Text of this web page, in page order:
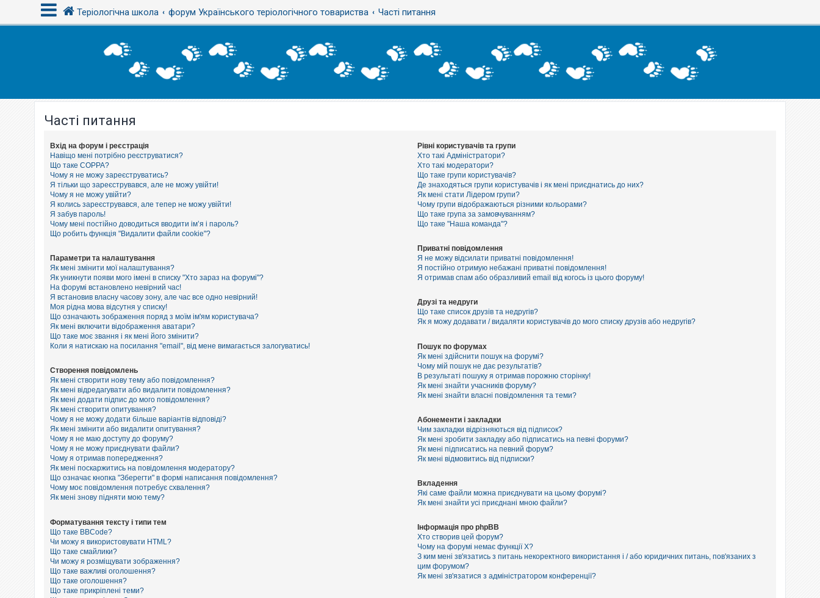
Теріологічна школа форум Українського теріологічного товариства Часті питання
Часті питання
Вхід на форум і реєстрація
Навіщо мені потрібно реєструватися?
Що таке COPPA?
Чому я не можу зареєструватись?
Я тільки що зареєструвався, але не можу увійти!
Чому я не можу увійти?
Я колись зареєструвався, але тепер не можу увійти!
Я забув пароль!
Чому мені постійно доводиться вводити ім’я і пароль?
Що робить функція "Видалити файли cookie"?
Параметри та налаштування
Як мені змінити мої налаштування?
Як уникнути появи мого імені в списку "Хто зараз на форумі"?
На форумі встановлено невірний час!
Я встановив власну часову зону, але час все одно невірний!
Моя рідна мова відсутня у списку!
Що означають зображення поряд з моїм ім'ям користувача?
Як мені включити відображення аватари?
Що таке моє звання і як мені його змінити?
Коли я натискаю на посилання "email", від мене вимагається залогуватись!
Створення повідомлень
Як мені створити нову тему або повідомлення?
Як мені відредагувати або видалити повідомлення?
Як мені додати підпис до мого повідомлення?
Як мені створити опитування?
Чому я не можу додати більше варіантів відповіді?
Як мені змінити або видалити опитування?
Чому я не маю доступу до форуму?
Чому я не можу приєднувати файли?
Чому я отримав попередження?
Як мені поскаржитись на повідомлення модератору?
Що означає кнопка "Зберегти" в формі написання повідомлення?
Чому моє повідомлення потребує схвалення?
Як мені знову підняти мою тему?
Форматування тексту і типи тем
Що таке BBCode?
Чи можу я використовувати HTML?
Що таке смайлики?
Чи можу я розміщувати зображення?
Що таке важливі оголошення?
Що таке оголошення?
Що таке прикріплені теми?
Рівні користувачів та групи
Хто такі Адміністратори?
Хто такі модератори?
Що таке групи користувачів?
Де знаходяться групи користувачів і як мені приєднатись до них?
Як мені стати Лідером групи?
Чому групи відображаються різними кольорами?
Що таке група за замовчуванням?
Що таке "Наша команда"?
Приватні повідомлення
Я не можу відсилати приватні повідомлення!
Я постійно отримую небажані приватні повідомлення!
Я отримав спам або образливий email від когось із цього форуму!
Друзі та недруги
Що таке список друзів та недругів?
Як я можу додавати / видаляти користувачів до мого списку друзів або недругів?
Пошук по форумах
Як мені здійснити пошук на форумі?
Чому мій пошук не дає результатів?
В результаті пошуку я отримав порожню сторінку!
Як мені знайти учасників форуму?
Як мені знайти власні повідомлення та теми?
Абонементи і закладки
Чим закладки відрізняються від підписок?
Як мені зробити закладку або підписатись на певні форуми?
Як мені підписатись на певний форум?
Як мені відмовитись від підписки?
Вкладення
Які саме файли можна приєднувати на цьому форумі?
Як мені знайти усі приєднані мною файли?
Інформація про phpBB
Хто створив цей форум?
Чому на форумі немає функції X?
З ким мені зв'язатись з питань некоректного використання і / або юридичних питань, пов'язаних з
цим форумом?
Як мені зв'язатися з адміністратором конференції?